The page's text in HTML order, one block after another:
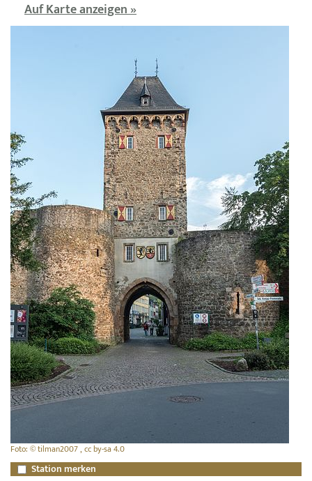
Auf Karte anzeigen »
Foto: © tilman2007 , cc by-sa 4.0
Station merken